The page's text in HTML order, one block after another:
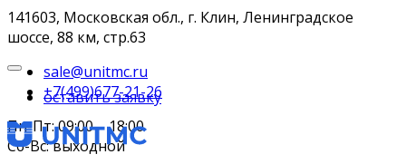
141603, Московская обл., г. Клин, Ленинградское
шоссе, 88 км, стр.63
sale@unitmc.ru
+7(499)677-21-26
Пн-Пт: 09:00 – 18:00
Сб-Вс: выходной
оставить заявку